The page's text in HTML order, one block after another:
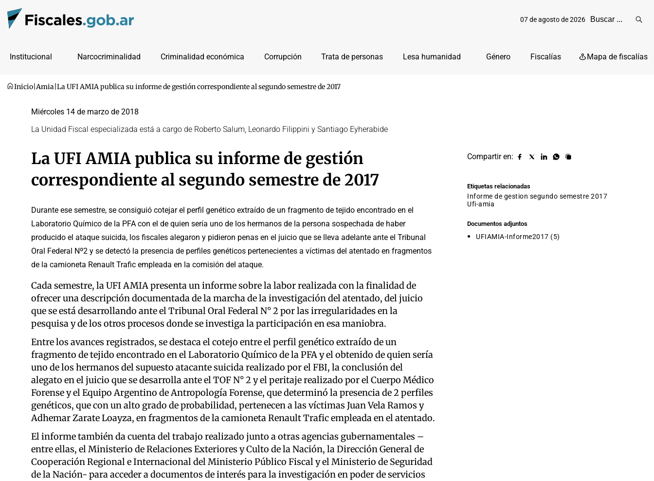
07 de agosto de 2026
Institucional Narcocriminalidad Criminalidad económica Corrupción Trata de personas Lesa humanidad Género Fiscalías Mapa de fiscalías
Inicio Amia La UFI AMIA publica su informe de gestión correspondiente al segundo semestre de 2017
Miércoles 14 de marzo de 2018
La Unidad Fiscal especializada está a cargo de Roberto Salum, Leonardo Filippini y Santiago Eyherabide
La UFI AMIA publica su informe de gestión
correspondiente al segundo semestre de 2017
Durante ese semestre, se consiguió cotejar el perfil genético extraído de un fragmento de tejido encontrado en el
Laboratorio Químico de la PFA con el de quien sería uno de los hermanos de la persona sospechada de haber
producido el ataque suicida, los fiscales alegaron y pidieron penas en el juicio que se lleva adelante ante el Tribunal
Oral Federal Nº2 y se detectó la presencia de perfiles genéticos pertenecientes a víctimas del atentado en fragmentos
de la camioneta Renault Trafic empleada en la comisión del ataque.
Cada semestre, la UFI AMIA presenta un informe sobre la labor realizada con la finalidad de
ofrecer una descripción documentada de la marcha de la investigación del atentado, del juicio
que se está desarrollando ante el Tribunal Oral Federal N° 2 por las irregularidades en la
pesquisa y de los otros procesos donde se investiga la participación en esa maniobra.
Entre los avances registrados, se destaca el cotejo entre el perfil genético extraído de un
fragmento de tejido encontrado en el Laboratorio Químico de la PFA y el obtenido de quien sería
uno de los hermanos del supuesto atacante suicida realizado por el FBI, la conclusión del
alegato en el juicio que se desarrolla ante el TOF N° 2 y el peritaje realizado por el Cuerpo Médico
Forense y el Equipo Argentino de Antropología Forense, que determinó la presencia de 2 perfiles
genéticos, que con un alto grado de probabilidad, pertenecen a las víctimas Juan Vela Ramos y
Adhemar Zarate Loayza, en fragmentos de la camioneta Renault Trafic empleada en el atentado.
El informe también da cuenta del trabajo realizado junto a otras agencias gubernamentales –
entre ellas, el Ministerio de Relaciones Exteriores y Culto de la Nación, la Dirección General de
Cooperación Regional e Internacional del Ministerio Público Fiscal y el Ministerio de Seguridad
de la Nación- para acceder a documentos de interés para la investigación en poder de servicios
Compartir en:
Compartir
Compartir
Compartir
Compartir
Copiar
Etiquetas relacionadas
informe de gestion segundo semestre 2017
ufi-amia
Documentos adjuntos
UFIAMIA-Informe2017 (5)